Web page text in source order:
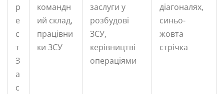
р
е
с
т
З
а
с
командн
ий склад,
працівни
ки ЗСУ
заслуги у
розбудові
ЗСУ,
керівництві
операціями
діагоналях,
синьо-
жовта
стрічка